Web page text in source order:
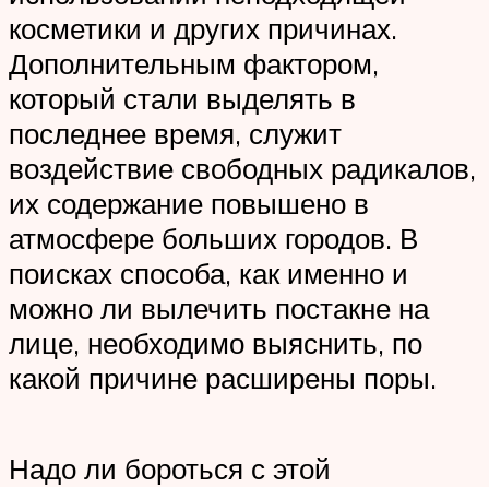
косметики и других причинах.
Дополнительным фактором,
который стали выделять в
последнее время, служит
воздействие свободных радикалов,
их содержание повышено в
атмосфере больших городов. В
поисках способа, как именно и
можно ли вылечить постакне на
лице, необходимо выяснить, по
какой причине расширены поры.
Надо ли бороться с этой